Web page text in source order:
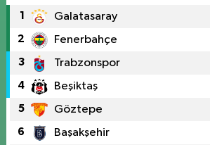
1 Galatasaray
2 Fenerbahçe
3 Trabzonspor
4 Beşiktaş
5 Göztepe
6 Başakşehir